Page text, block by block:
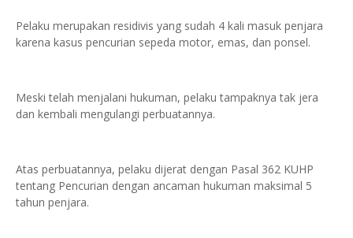
Pelaku merupakan residivis yang sudah 4 kali masuk penjara
karena kasus pencurian sepeda motor, emas, dan ponsel.
Meski telah menjalani hukuman, pelaku tampaknya tak jera
dan kembali mengulangi perbuatannya.
Atas perbuatannya, pelaku dijerat dengan Pasal 362 KUHP
tentang Pencurian dengan ancaman hukuman maksimal 5
tahun penjara.